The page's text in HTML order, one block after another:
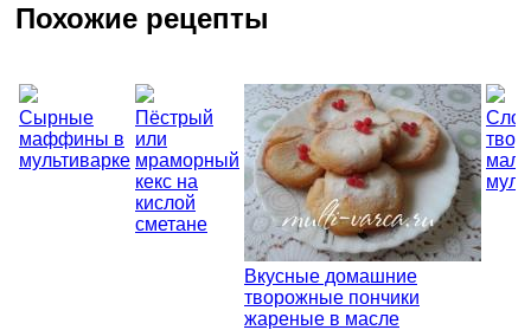
Похожие рецепты
Сырные
маффины в
мультиварке
Пёстрый
или
мраморный
кекс на
кислой
сметане
Вкусные домашние
творожные пончики
жареные в масле